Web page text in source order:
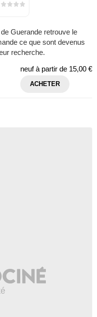
Guerande retrouve le
ce que sont devenus
recherche.
neuf à partir de 15,00 €
ACHETER